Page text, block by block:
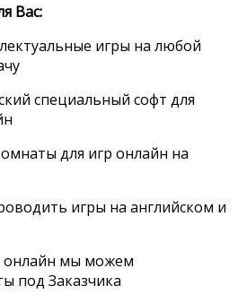
Вас:
игры на любой
специальный софт для
для игр онлайн на
игры на английском и
онлайн мы можем
под Заказчика